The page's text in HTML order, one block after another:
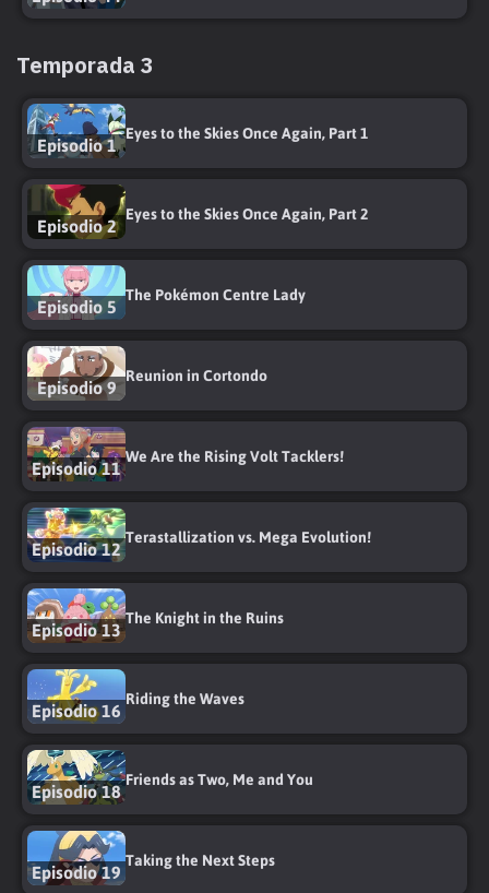
Temporada 3
Episodio 1
Eyes to the Skies Once Again, Part 1
Episodio 2
Eyes to the Skies Once Again, Part 2
Episodio 5
The Pokémon Centre Lady
Episodio 9
Reunion in Cortondo
Episodio 11
We Are the Rising Volt Tacklers!
Episodio 12
Terastallization vs. Mega Evolution!
Episodio 13
The Knight in the Ruins
Episodio 16
Riding the Waves
Episodio 18
Friends as Two, Me and You
Episodio 19
Taking the Next Steps